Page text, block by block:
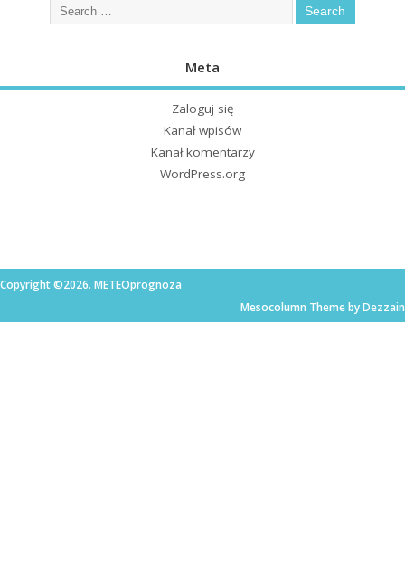
Meta
Zaloguj się
Kanał wpisów
Kanał komentarzy
WordPress.org
Copyright ©2026. METEOprognoza
Mesocolumn Theme by Dezzain